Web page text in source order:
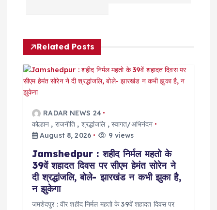
v
g
Related Posts
RADAR NEWS 24
कोल्हान , राजनीति , श्रद्धांजलि, स्वागत/अभिनंदन
August 8, 2026
9 views
Jamshedpur : शहीद निर्मल महतो के
39वें शहादत दिवस पर सीएम हेमंत सोरेन ने
दी श्रद्धांजलि, बोले- झारखंड न कभी झुका है,
न झुकेगा
जमशेदपुर : वीर शहीद निर्मल महतो के 39वें शहादत दिवस पर